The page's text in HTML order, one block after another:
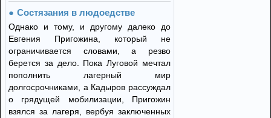
Состязания в людоедстве
Однако и тому, и другому далеко до
Евгения Пригожина, который не
ограничивается словами, а резво
берется за дело. Пока Луговой мечтал
пополнить лагерный мир
долгосрочниками, а Кадыров рассуждал
о грядущей мобилизации, Пригожин
взялся за лагеря, вербуя заключенных